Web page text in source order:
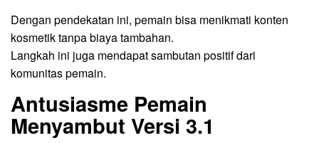
Dengan pendekatan ini, pemain bisa menikmati konten
kosmetik tanpa biaya tambahan.
Langkah ini juga mendapat sambutan positif dari
komunitas pemain.
Antusiasme Pemain
Menyambut Versi 3.1